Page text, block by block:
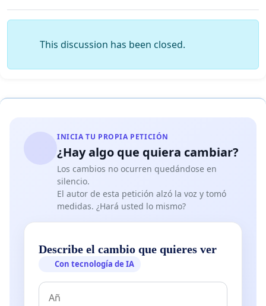
This discussion has been closed.
INICIA TU PROPIA PETICIÓN
¿Hay algo que quiera cambiar?
Los cambios no ocurren quedándose en
silencio.
El autor de esta petición alzó la voz y tomó
medidas. ¿Hará usted lo mismo?
Describe el cambio que quieres ver
Con tecnología de IA